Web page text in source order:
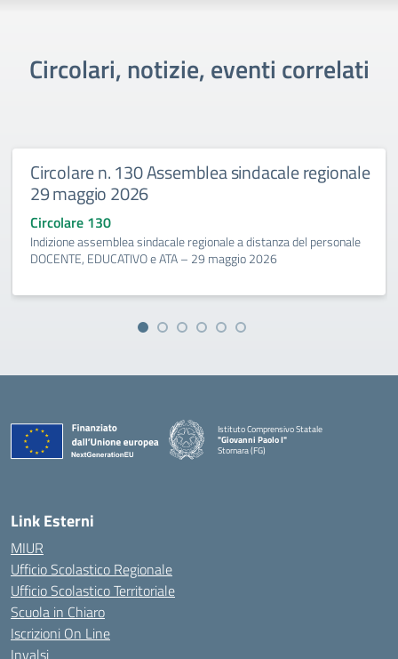
Circolari, notizie, eventi correlati
Circolare n. 130 Assemblea sindacale regionale
29 maggio 2026
Circolare 130
Indizione assemblea sindacale regionale a distanza del personale
DOCENTE, EDUCATIVO e ATA – 29 maggio 2026
Istituto Comprensivo Statale
"Giovanni Paolo I"
Stornara (FG)
Link Esterni
MIUR
Ufficio Scolastico Regionale
Ufficio Scolastico Territoriale
Scuola in Chiaro
Iscrizioni On Line
Invalsi